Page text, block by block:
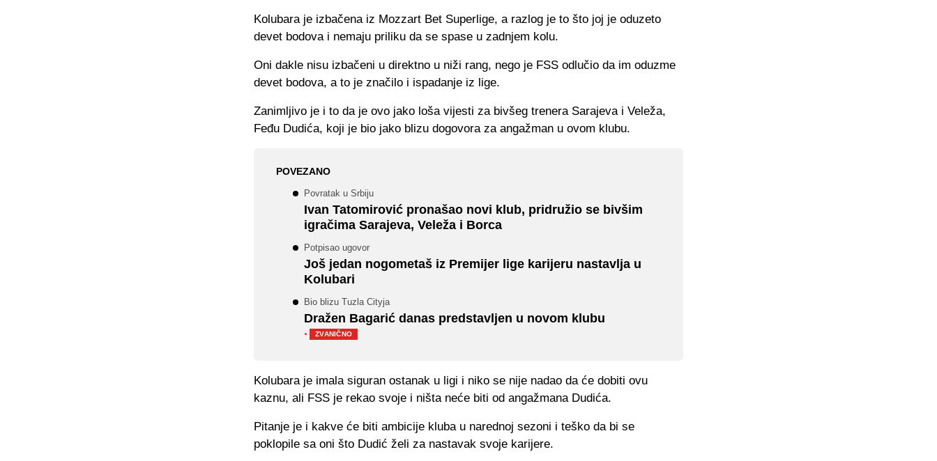
Kolubara je izbačena iz Mozzart Bet Superlige, a razlog je to što joj je oduzeto
devet bodova i nemaju priliku da se spase u zadnjem kolu.
Oni dakle nisu izbačeni u direktno u niži rang, nego je FSS odlučio da im oduzme
devet bodova, a to je značilo i ispadanje iz lige.
Zanimljivo je i to da je ovo jako loša vijesti za bivšeg trenera Sarajeva i Veleža,
Feđu Dudića, koji je bio jako blizu dogovora za angažman u ovom klubu.
POVEZANO
Povratak u Srbiju
Ivan Tatomirović pronašao novi klub, pridružio se bivšim
igračima Sarajeva, Veleža i Borca
Potpisao ugovor
Još jedan nogometaš iz Premijer lige karijeru nastavlja u
Kolubari
Bio blizu Tuzla Cityja
Dražen Bagarić danas predstavljen u novom klubu
·
ZVANIČNO
Kolubara je imala siguran ostanak u ligi i niko se nije nadao da će dobiti ovu
kaznu, ali FSS je rekao svoje i ništa neće biti od angažmana Dudića.
Pitanje je i kakve će biti ambicije kluba u narednoj sezoni i teško da bi se
poklopile sa oni što Dudić želi za nastavak svoje karijere.